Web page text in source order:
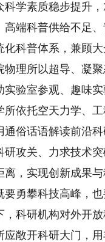
科学素质稳步提升
高端科普供给不足
科普体系，兼顾
所以超导、凝聚
实验室参观、趣味
所依托空天力学、
通俗话语解读前沿
研攻关、力求技术
离，实现创新成果
勇攀科技高峰，
研机构对外开放
应敞开科研大门，